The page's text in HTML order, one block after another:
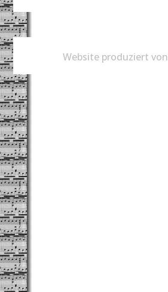
Website produziert von